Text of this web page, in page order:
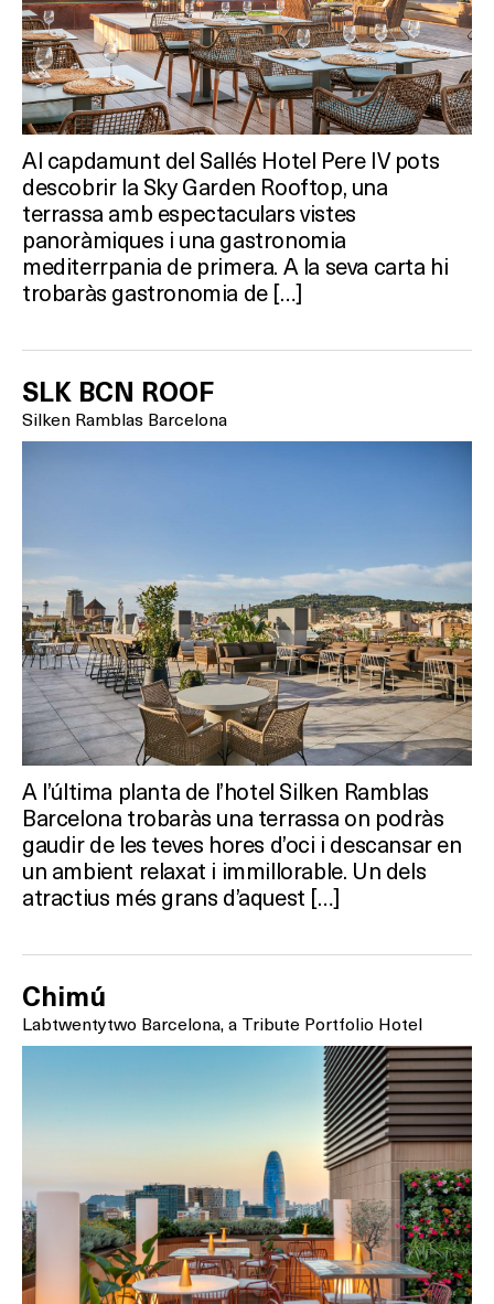
Al capdamunt del Sallés Hotel Pere IV pots
descobrir la Sky Garden Rooftop, una
terrassa amb espectaculars vistes
panoràmiques i una gastronomia
mediterrpania de primera. A la seva carta hi
trobaràs gastronomia de […]
SLK BCN ROOF
Silken Ramblas Barcelona
A l’última planta de l’hotel Silken Ramblas
Barcelona trobaràs una terrassa on podràs
gaudir de les teves hores d’oci i descansar en
un ambient relaxat i immillorable. Un dels
atractius més grans d’aquest […]
Chimú
Labtwentytwo Barcelona, a Tribute Portfolio Hotel